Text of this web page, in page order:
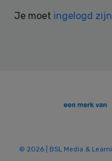
Je moet ingelogd
© 2026 | BSL Media &